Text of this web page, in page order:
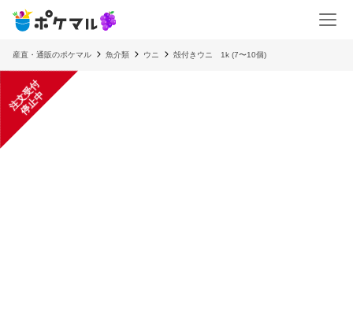
産直・通販のポケマル 魚介類 ウニ 殻付きウニ 1k (7〜10個)
注
文
受
付
停
止
中